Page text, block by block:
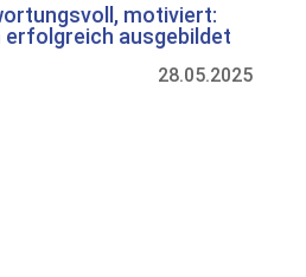
motiviert:
ausgebildet
28.05.2025